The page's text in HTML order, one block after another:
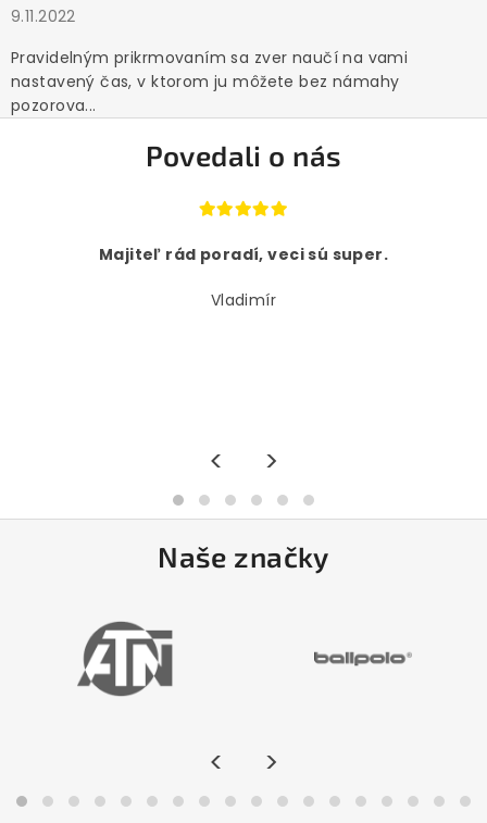
9.11.2022
Pravidelným prikrmovaním sa zver naučí na vami
nastavený čas, v ktorom ju môžete bez námahy
pozorova...
Povedali o nás
Majiteľ rád poradí, veci sú super.
Vladimír
< >
Naše značky
< >